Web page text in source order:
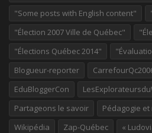
"Some posts with English content"
"Élection 2007 Ville de Québec"
"Élections Québec 2014"
Blogueur-reporter
EduBloggerCon
Partageons le savoir
Pédagogie
Wikipédia
Zap-Québec
«